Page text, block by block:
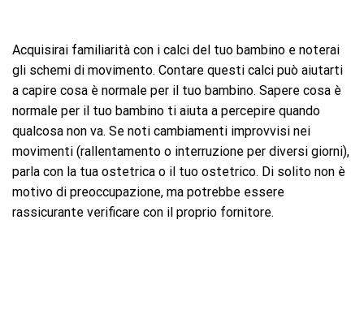
Acquisirai familiarità con i calci del tuo bambino e noterai
gli schemi di movimento. Contare questi calci può aiutarti
a capire cosa è normale per il tuo bambino. Sapere cosa è
normale per il tuo bambino ti aiuta a percepire quando
qualcosa non va. Se noti cambiamenti improvvisi nei
movimenti (rallentamento o interruzione per diversi giorni),
parla con la tua ostetrica o il tuo ostetrico. Di solito non è
motivo di preoccupazione, ma potrebbe essere
rassicurante verificare con il proprio fornitore.